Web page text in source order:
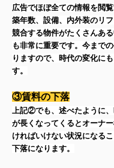
広告でほぼ全ての情報を閲
築年数、設備、内外装のリ
競合する物件がたくさんあ
も非常に重要です。今まで
りますので、時代の変化に
す。
③賃料の下落
上記②でも、述べたように
が長くなってくるとオーナ
ければいけない状況になる
下落になります。